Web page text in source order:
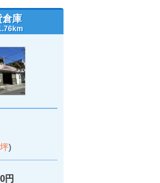
倉庫
)
円